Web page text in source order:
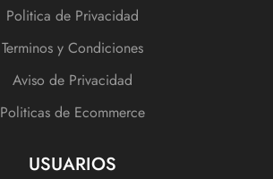
Politica de Privacidad
Terminos y Condiciones
Aviso de Privacidad
Politicas de Ecommerce
USUARIOS